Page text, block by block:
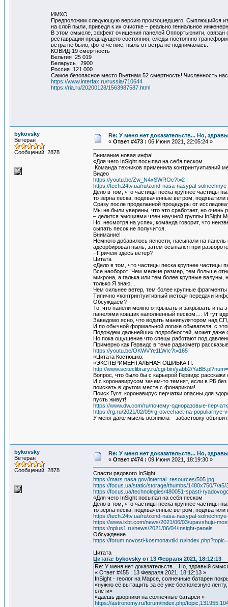
ИМХО
Предположим следующую версию произошедшего. Сыплющийся из
на слой пыли, приведя к их очистке – реально гениальное
В этом смысле, эффект очищения панелей Оппортьюнити, связан
реставрации предыдущего состояния, следы постоянно
ветра не было, фото четкие, пыль от ветра не поднималась.
КОВИД-19 смертность
Бельгия 25 019
Беларусь 2900
Россия 121 000
Самое безопасное место Вьетнам 52 смертность! Численность
https://www.interfax.ru/russia/710644
https://ria.ru/20200128/1563987587.html
bykovsky
Ветеран
Сообщений: 2878
Re: У меня нет доказательств... Но,
« Ответ #473 : 06 Июня 2021, 22:05:24 »
Внимание новая инфа!
«Для чего InSight посыпал на себя песком
Команда техников применила контринтуитивний
Видео
https://youtu.be/Zw_N4xSWROc?t=2
https://tech.24tv.ua/ru/zond-nasa-nasypal-
Дело в том, что частицы песка крупнее частицы
то зерна песка, подхваченные ветром,
Сразу после проделанной процедуры от
Мы не были уверены, что это сработает, но очень
– делится эмоциями член научной группы InSight
Но, несмотря на успех, команда говорит, что
сыпать песок не получится.
Внимание!
Немного добавилось ясности, насыпали на
адсорбировал пыль, затем осыпался при
- Причем здесь ветер?
Цитата
«Дело в том, что частицы песка крупнее частицы
Все наоборот! Чем мельче размер, тем больше
микрона, а галька или тем более крупные
только Я знаю…
Чем сильнее ветер, тем более крупные
Типично «контринтуитивный метод» передачи
Обсуждаем?
То, что панели можно открывать и закрывать и на
панелями ковшик наполненный песком.… И тут
Заведомо ясно, что водить манипулятором над
И по обычной формальной логике обывателя, с
Подождем дальнейших подробностей, может даже
Но пока ощущение что спецы работают под
Примерно как Гервидс в теме радиометр
https://youtu.be/OKWVYe1LWIc?t=165
«Цитата Костюшко:
«ЭКСПЕРИМЕНТАЛЬНАЯ ОШИБКА П.
http://www.sciteclibrary.ru/cgi-bin/yabb2/
Вопрос, что было бы с карьерой Гервидс
И с коронавирусом зачем-то темнят, если в РБ
поискать в другом месте с фонариком!
Поиск Гугл: коронавирус перчатки опасны для
пусть живут!
https://www.dw.com/ru/почему-одноразовые-
https://rg.ru/2021/02/09/rg-otvechaet-na-
У меня даже мысль возникла – забастовку
bykovsky
Ветеран
Сообщений: 2878
Re: У меня нет доказательств... Но,
« Ответ #474 : 09 Июня 2021, 18:19:30 »
Спасти рядового InSight.
https://mars.nasa.gov/internal_resources/505.jpg
https://focus.ua/static/storage/thumbs/1480x750/7/
https://focus.ua/technologies/480051-spasti-
«Для чего InSight посыпал на себя песком
Дело в том, что частицы песка крупнее частицы
то зерна песка, подхваченные ветром,
https://tech.24tv.ua/ru/zond-nasa-nasypal-
https://www.ixbt.com/news/2021/06/03/upavshuju-
https://nplus1.ru/news/2021/06/04/Insight-panels
Обсуждение
https://forum.novosti-kosmonavtiki.ru/
Цитата
Цитата: bykovsky от 13 Февраля 2021, 18:12:13
Re: У меня нет доказательств... Но, здравый
« Ответ #455 : 13 Февраля 2021, 18:12:13 »
InSight - геолог на Марсе, солнечные батареи
«нужно её вытащить за её уже бесполезную
слети»
«даёшь дворники на солнечные батареи »
https://astronomy.ru/forum/index.php/